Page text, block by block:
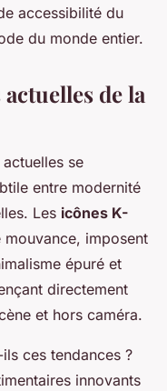
accessibilité du
du monde entier.
de la
actuelles se
entre modernité
Les icônes K-
imposent
épuré et
directement
et hors caméra.
ces tendances ?
innovants